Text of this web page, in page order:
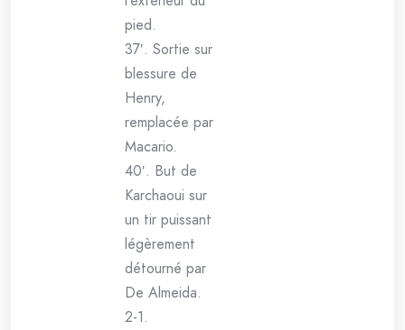
pied.
37′. Sortie sur
blessure de
Henry,
remplacée par
Macario.
40′. But de
Karchaoui sur
un tir puissant
légèrement
détourné par
De Almeida.
2-1.